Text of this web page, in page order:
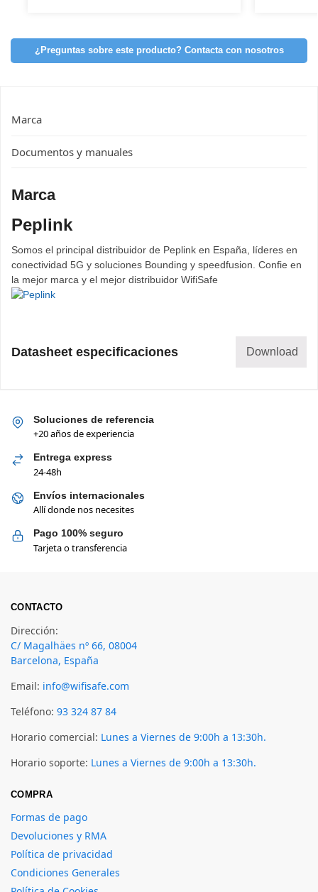
¿Preguntas sobre este producto? Contacta con nosotros
Marca
Documentos y manuales
Marca
Peplink
Somos el principal distribuidor de Peplink en España, líderes en
conectividad 5G y soluciones Bounding y speedfusion. Confie en
la mejor marca y el mejor distribuidor WifiSafe
Datasheet especificaciones Download
Soluciones de referencia
+20 años de experiencia
Entrega express
24-48h
Envíos internacionales
Allí donde nos necesites
Pago 100% seguro
Tarjeta o transferencia
CONTACTO
Dirección:
C/ Magalhäes nº 66, 08004
Barcelona, España
Email: info@wifisafe.com
Teléfono: 93 324 87 84
Horario comercial: Lunes a Viernes de 9:00h a 13:30h.
Horario soporte: Lunes a Viernes de 9:00h a 13:30h.
COMPRA
Formas de pago
Devoluciones y RMA
Política de privacidad
Condiciones Generales